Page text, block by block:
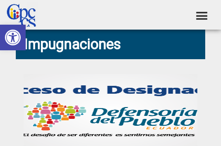
Abrir barra de herramientas
Skip
to
primary
navigation
Skip
to
main
content
Skip
to
primary
sidebar
Skip
to
footer
Consejo
de
Control
Social
Construyendo
Poder
Ciudadano
Impugnaciones